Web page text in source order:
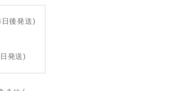
後発送)
発送)